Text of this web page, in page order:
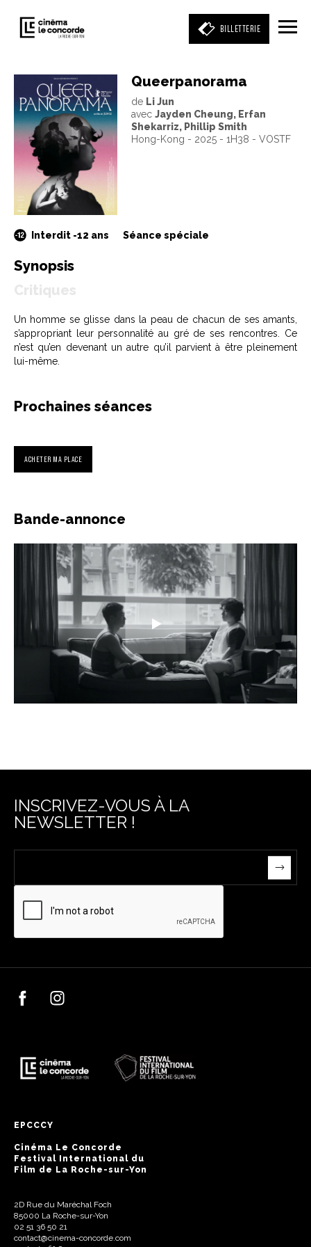
BILLETTERIE
Entrez votre mot clé
(film, réalisateur, acteur, événement)
Queerpanorama
de Li Jun
avec Jayden Cheung, Erfan
Shekarriz, Phillip Smith
Hong-Kong - 2025 - 1H38 - VOSTF
Interdit -12 ans Séance spéciale
Synopsis
Un homme se glisse dans la peau de chacun de ses amants,
s’appropriant leur personnalité au gré de ses rencontres. Ce
n’est qu’en devenant un autre qu’il parvient à être pleinement
lui-même.
Prochaines séances
ACHETER MA PLACE
Bande-annonce
INSCRIVEZ-VOUS À LA
NEWSLETTER !
EPCCCY
Cinéma Le Concorde
Festival International du
Film de La Roche-sur-Yon
2D Rue du Maréchal Foch
85000 La Roche-sur-Yon
02 51 36 50 21
contact@cinema-concorde.com